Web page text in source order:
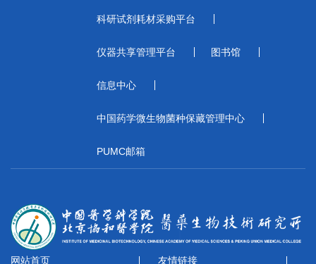
科研试剂耗材采购平台
仪器共享管理平台 图书馆
信息中心
中国药学微生物菌种保藏管理中心
PUMC邮箱
网站首页 友情链接